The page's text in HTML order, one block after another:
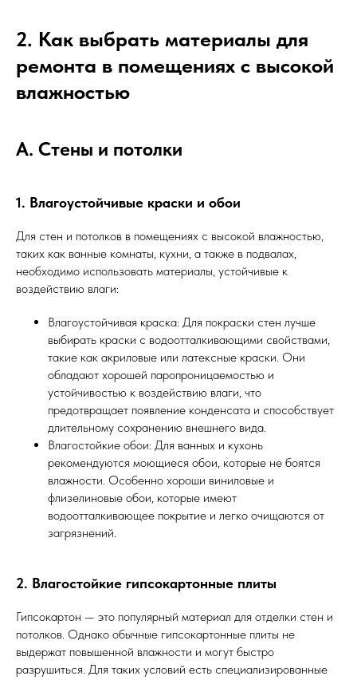
2. Как выбрать материалы для
ремонта в помещениях с высокой
влажностью
А. Стены и потолки
1. Влагоустойчивые краски и обои
Для стен и потолков в помещениях с высокой влажностью,
таких как ванные комнаты, кухни, а также в подвалах,
необходимо использовать материалы, устойчивые к
воздействию влаги:
Влагоустойчивая краска: Для покраски стен лучше
выбирать краски с водоотталкивающими свойствами,
такие как акриловые или латексные краски. Они
обладают хорошей паропроницаемостью и
устойчивостью к воздействию влаги, что
предотвращает появление конденсата и способствует
длительному сохранению внешнего вида.
Влагостойкие обои: Для ванных и кухонь
рекомендуются моющиеся обои, которые не боятся
влажности. Особенно хороши виниловые и
флизелиновые обои, которые имеют
водоотталкивающее покрытие и легко очищаются от
загрязнений.
2. Влагостойкие гипсокартонные плиты
Гипсокартон — это популярный материал для отделки стен и
потолков. Однако обычные гипсокартонные плиты не
выдержат повышенной влажности и могут быстро
разрушиться. Для таких условий есть специализированные